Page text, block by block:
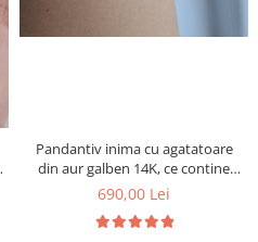
Pandantiv inima cu agatatoare
din aur galben 14K, ce contine
lapte matern, suvita bebelusului
in forma de initiala si foita aurie.
690,00 Lei